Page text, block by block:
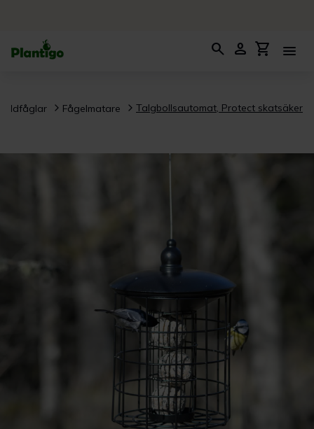
search person shopping_cart menu
Vildfåglar Fågelmatare Talgbollsautomat, Protect skatsäker